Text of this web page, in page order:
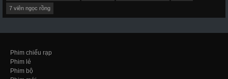
7 viên ngọc rồng
Phim chiếu rạp
Phim lẻ
Phim bộ